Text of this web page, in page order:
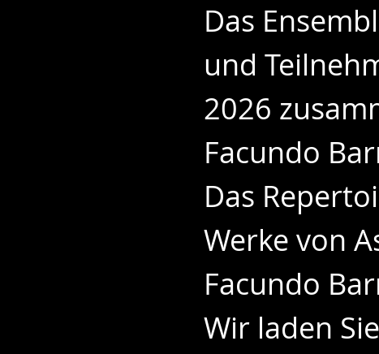
Das
und
2026
Facundo
Das
Werke von
Facundo
Wir laden